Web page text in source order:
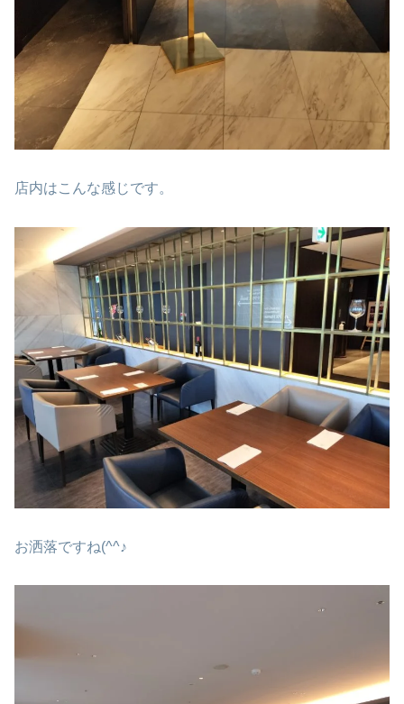
店内はこんな感じです。
お洒落ですね(^^♪